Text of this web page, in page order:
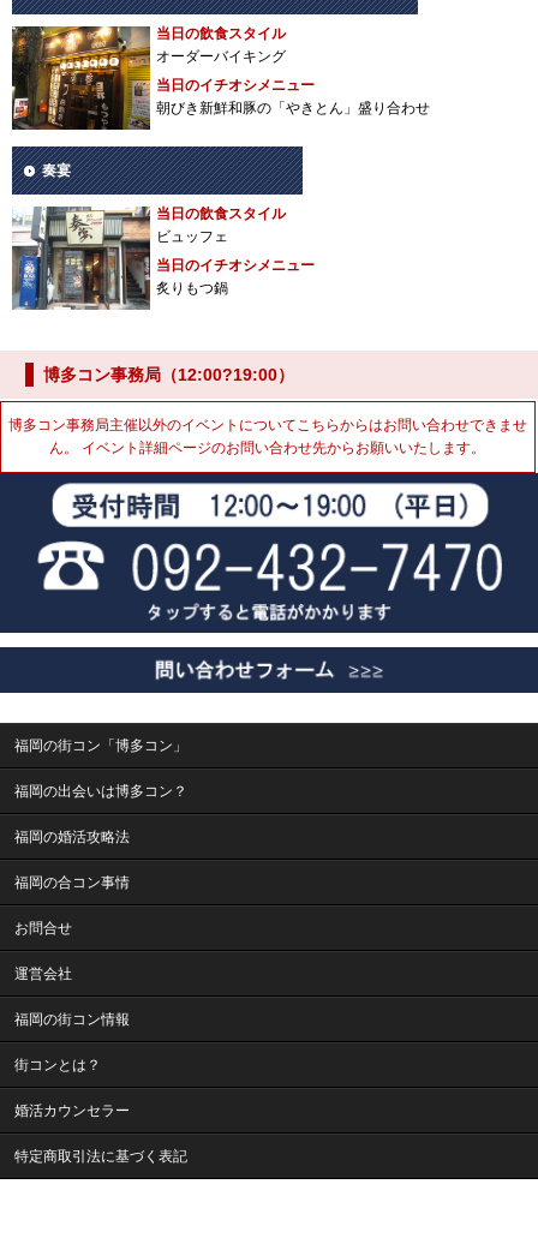
当日の飲食スタイル
オーダーバイキング
当日のイチオシメニュー
朝びき新鮮和豚の「やきとん」盛り合わせ
奏宴
当日の飲食スタイル
ビュッフェ
当日のイチオシメニュー
炙りもつ鍋
博多コン事務局（12:00?19:00）
博多コン事務局主催以外のイベントについてこちらからはお問い合わせできませ
ん。 イベント詳細ページのお問い合わせ先からお願いいたします。
福岡の街コン「博多コン」
福岡の出会いは博多コン？
福岡の婚活攻略法
福岡の合コン事情
お問合せ
運営会社
福岡の街コン情報
街コンとは？
婚活カウンセラー
特定商取引法に基づく表記